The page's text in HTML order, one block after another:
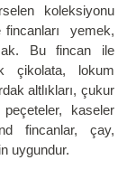
koleksiyonu
fincanları yemek,
Bu fincan ile
çikolata, lokum
altlıkları, çukur
kaseler
fincanlar, çay,
uygundur.